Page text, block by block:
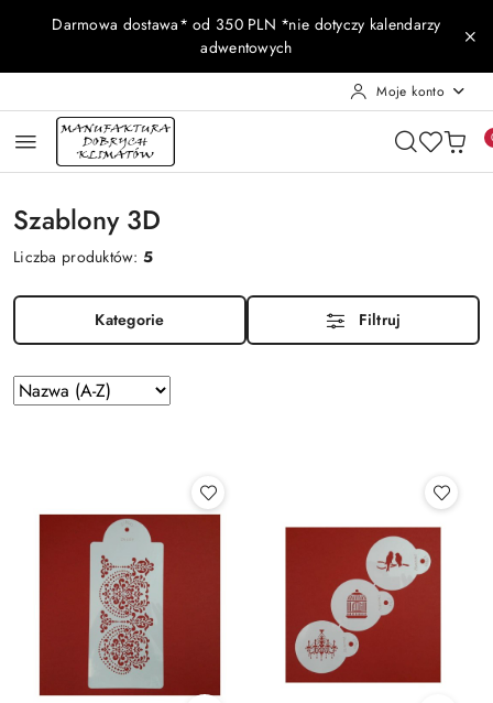
Przejdź do treści głównej
Przejdź do wyszukiwarki
Przejdź do moje konto
Przejdź do menu głównego
Przejdź do stopki
Darmowa dostawa* od 350 PLN *nie dotyczy kalendarzy
adwentowych
Moje konto
Szablony 3D
Liczba produktów:5
Kategorie Filtruj
Zastosowano
sortowanie:
Sortuj
według